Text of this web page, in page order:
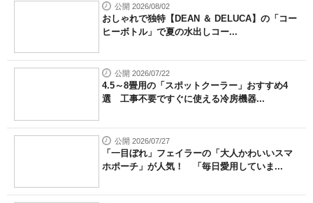
公開 2026/08/02
おしゃれで独特【DEAN ＆ DELUCA】の「コー
ヒーボトル」で夏の水出しコー...
公開 2026/07/22
4.5～8畳用の「スポットクーラー」おすすめ4
選 工事不要ですぐに使える冷房機器...
公開 2026/07/27
「一目ぼれ」フェイラーの「大人かわいいスマ
ホポーチ」が人気！ 「毎日愛用していま...